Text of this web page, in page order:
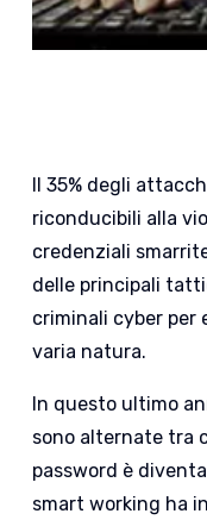
Il 35% degli
riconducibili alla
credenziali
delle principali
criminali cyber
varia natura.
In questo ultimo
sono alternate tra
password è
smart working ha